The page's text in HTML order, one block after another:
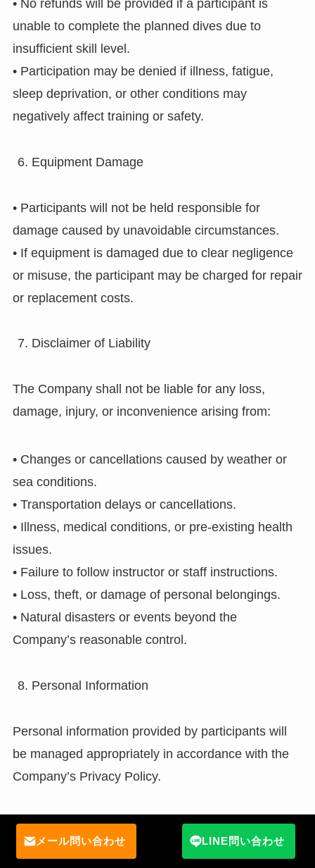
• No refunds will be provided if a participant is
unable to complete the planned dives due to
insufficient skill level.
• Participation may be denied if illness, fatigue,
sleep deprivation, or other conditions may
negatively affect training or safety.
Equipment Damage
• Participants will not be held responsible for
damage caused by unavoidable circumstances.
• If equipment is damaged due to clear negligence
or misuse, the participant may be charged for repair
or replacement costs.
Disclaimer of Liability
The Company shall not be liable for any loss,
damage, injury, or inconvenience arising from:
• Changes or cancellations caused by weather or
sea conditions.
• Transportation delays or cancellations.
• Illness, medical conditions, or pre-existing health
issues.
• Failure to follow instructor or staff instructions.
• Loss, theft, or damage of personal belongings.
• Natural disasters or events beyond the
Company’s reasonable control.
Personal Information
Personal information provided by participants will
be managed appropriately in accordance with the
Company’s Privacy Policy.
▶︎Please refer to our Privacy Policy for further
details.メール問い合わせ LINE問い合わせ